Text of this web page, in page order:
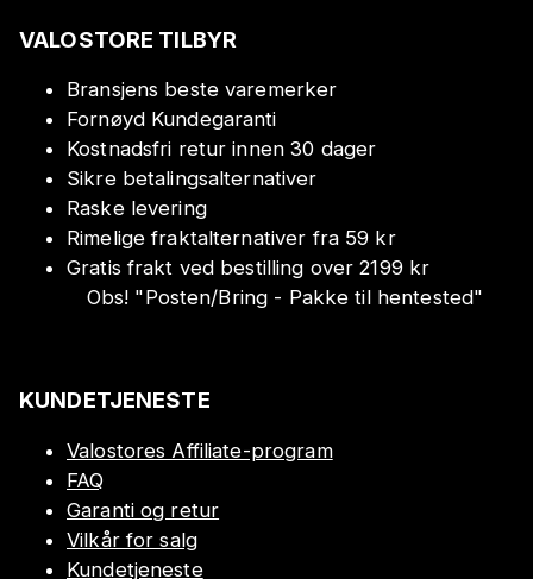
VALOSTORE TILBYR
Bransjens beste varemerker
Fornøyd Kundegaranti
Kostnadsfri retur innen 30 dager
Sikre betalingsalternativer
Raske levering
Rimelige fraktalternativer fra 59 kr
Gratis frakt ved bestilling over 2199 kr
Obs! "Posten/Bring - Pakke til hentested"
KUNDETJENESTE
Valostores Affiliate-program
FAQ
Garanti og retur
Vilkår for salg
Kundetjeneste